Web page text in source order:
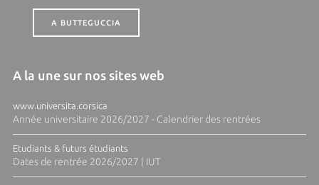
A BUTTEGUCCIA
A la une sur nos sites web
www.universita.corsica
Année universitaire 2026/2027 - Calendrier des rentrées
Etudiants & futurs étudiants
Dates de rentrée 2026/2027 | IUT